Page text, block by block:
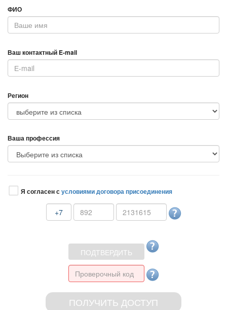
ФИО
аш контактный E-mail
Регион
аша профессия
Я согласен сусловиями договора присоединения
+7